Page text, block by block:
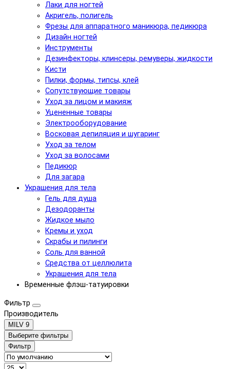
Лаки для ногтей
Акригель, полигель
Фрезы для аппаратного маникюра, педикюра
Дизайн ногтей
Инструменты
Дезинфекторы, клинсеры, ремуверы, жидкости
Кисти
Пилки, формы, типсы, клей
Сопутствующие товары
Уход за лицом и макияж
Уцененные товары
Электрооборудование
Восковая депиляция и шугаринг
Уход за телом
Уход за волосами
Педикюр
Для загара
Украшения для тела
Гель для душа
Дезодоранты
Жидкое мыло
Кремы и уход
Скрабы и пилинги
Соль для ванной
Средства от целлюлита
Украшения для тела
Временные флэш-татуировки
Фильтр
Производитель
MILV 9
Выберите фильтры
Фильтр